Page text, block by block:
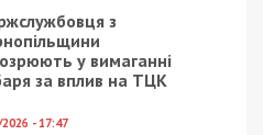
з
у вимаганні
за вплив на ТЦК
- 17:47